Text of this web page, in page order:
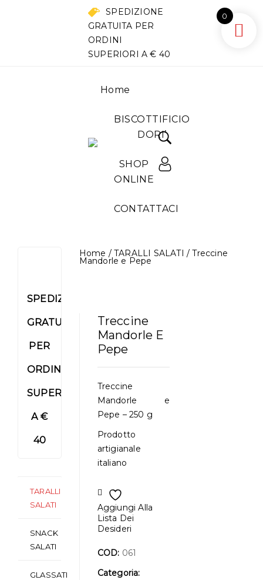
SPEDIZIONE
GRATUITA PER
ORDINI
SUPERIORI A € 40
Home
BISCOTTIFICIO
DORI’
SHOP
ONLINE
CONTATTACI
SPEDIZIONE
GRATUITA
PER
ORDINI
SUPERIORI
A €
40
TARALLI
SALATI
SNACK
SALATI
GLASSATI
Home / TARALLI SALATI /Treccine
Mandorle e Pepe
Treccine
Mandorle E
Pepe
Treccine
Mandorle e
Pepe – 250 g
Prodotto
artigianale
italiano
Aggiungi Alla
Lista Dei
Desideri
COD: 061
Categoria:
0